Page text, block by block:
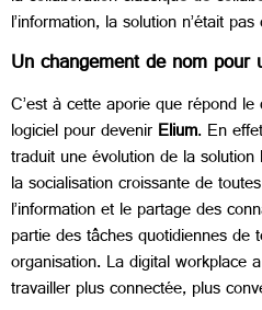
l’information, la solution n’était
Un changement de nom pour
C’est à cette aporie que répond
logiciel pour devenirElium. En
traduit une évolution de la
la socialisation croissante de
l’information et le partage des
partie des tâches quotidiennes de
organisation. La digital workplace
travailler plus connectée, plus